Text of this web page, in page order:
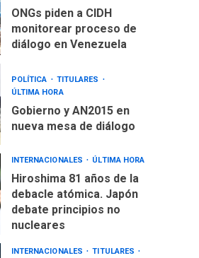
ONGs piden a CIDH
monitorear proceso de
diálogo en Venezuela
POLÍTICA
TITULARES
ÚLTIMA HORA
Gobierno y AN2015 en
nueva mesa de diálogo
INTERNACIONALES ÚLTIMA HORA
Hiroshima 81 años de la
debacle atómica. Japón
debate principios no
nucleares
INTERNACIONALES
TITULARES